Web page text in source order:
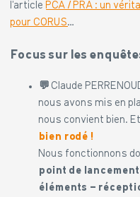
l’articlePCA / PRA : un
pour CORUS…
Focus sur les
💬 Claude
nous avons mis en
nous convient bien.
bien rodé !
Nous fonctionnons
point de
éléments –